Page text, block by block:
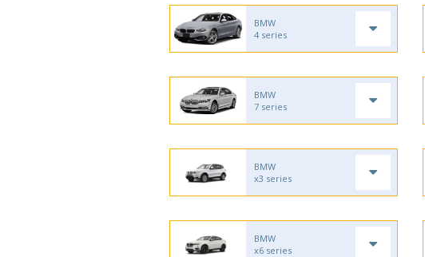
BMW
4 series
BMW
7 series
BMW
x3 series
BMW
x6 series